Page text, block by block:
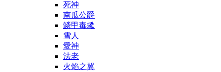
死神
南瓜公爵
鱗甲毒蠍
雪人
愛神
法老
火焰之翼